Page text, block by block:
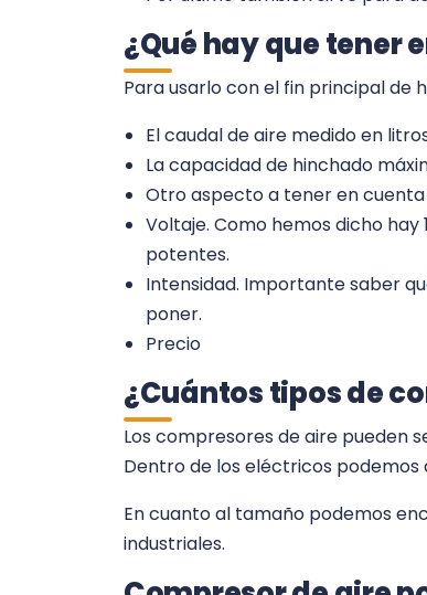
¿Qué hay que tener
Para usarlo con el fin principal de
El caudal de aire medido en
La capacidad de hinchado
Otro aspecto a tener en cuenta
Voltaje. Como hemos dicho
potentes.
Intensidad. Importante saber
poner.
Precio
¿Cuántos tipos de
Los compresores de aire pueden
Dentro de los eléctricos podemos
En cuanto al tamaño podemos
industriales.